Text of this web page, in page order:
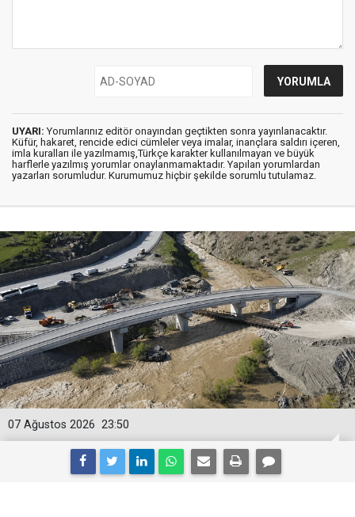
UYARI: Yorumlarınız editör onayından geçtikten sonra yayınlanacaktır.
Küfür, hakaret, rencide edici cümleler veya imalar, inançlara saldırı içeren,
imla kuralları ile yazılmamış,Türkçe karakter kullanılmayan ve büyük
harflerle yazılmış yorumlar onaylanmamaktadır. Yapılan yorumlardan
yazarları sorumludur. Kurumumuz hiçbir şekilde sorumlu tutulamaz.
23:50
07 Ağustos 2026